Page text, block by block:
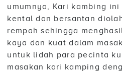
umumnya, Kari kambing
kental dan bersantan
rempah sehingga
kaya dan kuat dalam
untuk lidah para pecinta
masakan kari kamping